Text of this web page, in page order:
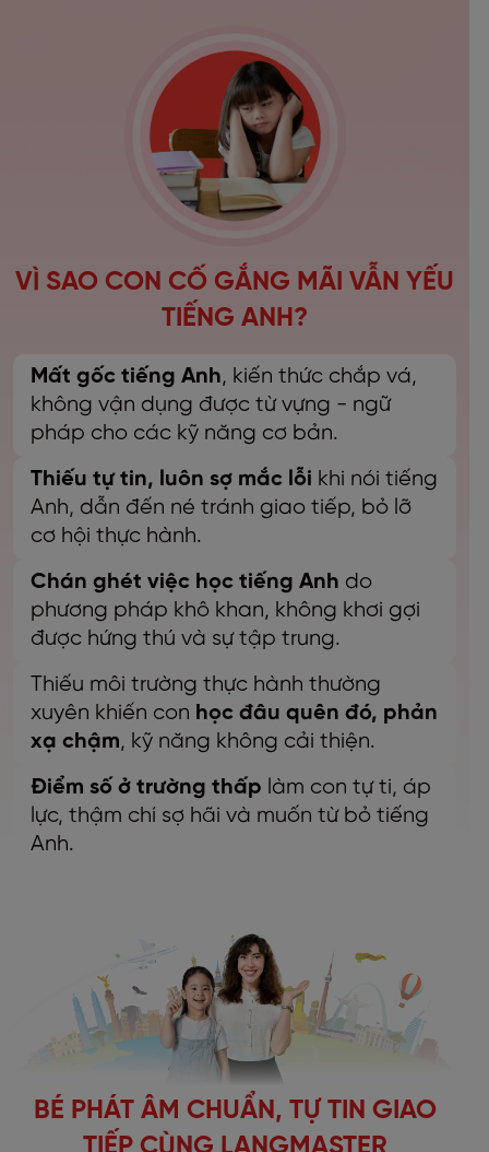
VÌ SAO CON CỐ GẮNG MÃI VẪN YẾU
TIẾNG ANH?
Mất gốc tiếng Anh, kiến thức chắp vá,
không vận dụng được từ vựng - ngữ
pháp cho các kỹ năng cơ bản.
Thiếu tự tin, luôn sợ mắc lỗi khi nói tiếng
Anh, dẫn đến né tránh giao tiếp, bỏ lỡ
cơ hội thực hành.
Chán ghét việc học tiếng Anh do
phương pháp khô khan, không khơi gợi
được hứng thú và sự tập trung.
Thiếu môi trường thực hành thường
xuyên khiến con học đâu quên đó, phản
xạ chậm, kỹ năng không cải thiện.
Điểm số ở trường thấp làm con tự ti, áp
lực, thậm chí sợ hãi và muốn từ bỏ tiếng
Anh.
BÉ PHÁT ÂM CHUẨN, TỰ TIN GIAO